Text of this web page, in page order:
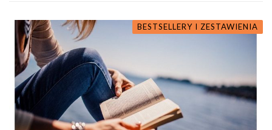
BESTSELLERY I ZESTAWIENIA